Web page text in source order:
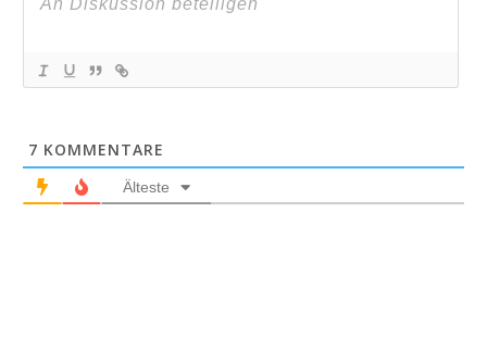
7 KOMMENTARE
Älteste